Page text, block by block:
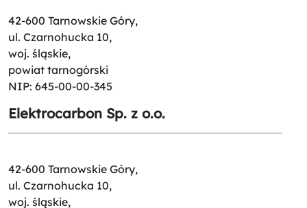
42-600 Tarnowskie Góry,
ul. Czarnohucka 10,
woj. śląskie,
powiat tarnogórski
NIP: 645-00-00-345
Elektrocarbon Sp. z o.o.
42-600 Tarnowskie Góry,
ul. Czarnohucka 10,
woj. śląskie,